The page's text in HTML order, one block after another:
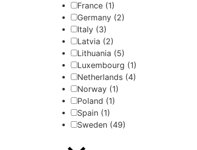
France (1)
Germany (2)
Italy (3)
Latvia (2)
Lithuania (5)
Luxembourg (1)
Netherlands (4)
Norway (1)
Poland (1)
Spain (1)
Sweden (49)